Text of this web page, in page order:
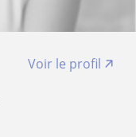
Voir le profil